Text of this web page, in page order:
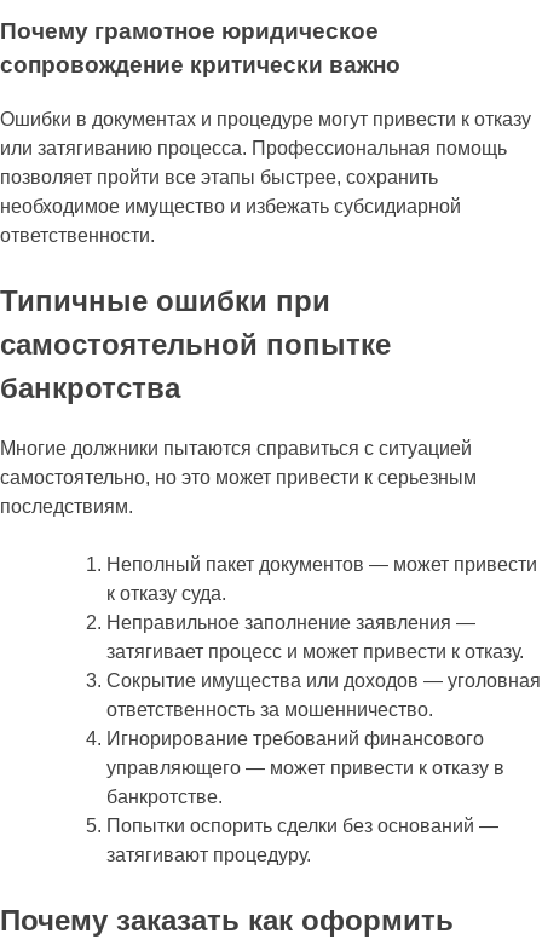
Почему грамотное юридическое
сопровождение критически важно
Ошибки в документах и процедуре могут привести к отказу
или затягиванию процесса. Профессиональная помощь
позволяет пройти все этапы быстрее, сохранить
необходимое имущество и избежать субсидиарной
ответственности.
Типичные ошибки при
самостоятельной попытке
банкротства
Многие должники пытаются справиться с ситуацией
самостоятельно, но это может привести к серьезным
последствиям.
Неполный пакет документов — может привести
к отказу суда.
Неправильное заполнение заявления —
затягивает процесс и может привести к отказу.
Сокрытие имущества или доходов — уголовная
ответственность за мошенничество.
Игнорирование требований финансового
управляющего — может привести к отказу в
банкротстве.
Попытки оспорить сделки без оснований —
затягивают процедуру.
Почему заказать как оформить